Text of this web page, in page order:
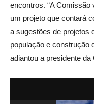
encontros. “A
um projeto que contará
a sugestões de projetos
população e construção
adiantou a presidente da